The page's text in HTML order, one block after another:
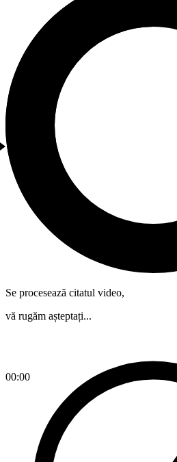
00:00
Se procesează citatul video,
vă rugăm așteptați...